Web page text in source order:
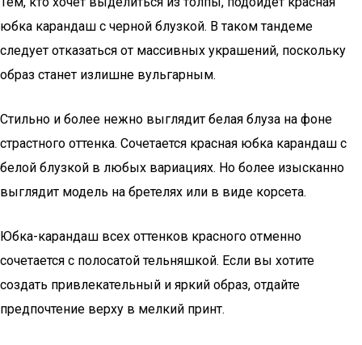
юбка карандаш с черной блузкой. В таком тандеме
следует отказаться от массивных украшений, поскольку
образ станет излишне вульгарным.
Стильно и более нежно выглядит белая блуза на фоне
страстного оттенка. Сочетается красная юбка карандаш с
белой блузкой в любых вариациях. Но более изысканно
выглядит модель на бретелях или в виде корсета.
Юбка-карандаш всех оттенков красного отменно
сочетается с полосатой тельняшкой. Если вы хотите
создать привлекательный и яркий образ, отдайте
предпочтение верху в мелкий принт.